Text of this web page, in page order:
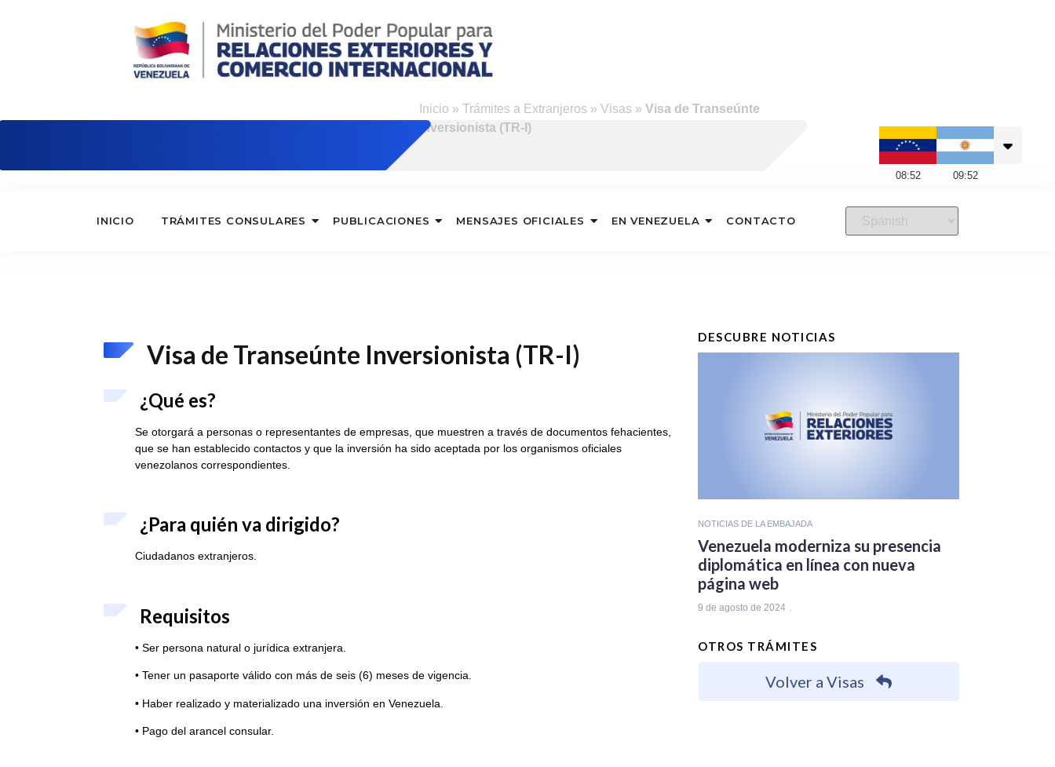
Inicio »Trámites a Extranjeros »Visas »Visa de Transeúnte
Inversionista (TR-I)
08:52 09:52
INICIO TRÁMITES CONSULARES PUBLICACIONES MENSAJES OFICIALES EN VENEZUELA CONTACTO
Visa de Transeúnte Inversionista (TR-I)
¿Qué es?
Se otorgará a personas o representantes de empresas, que muestren a través de documentos fehacientes,
que se han establecido contactos y que la inversión ha sido aceptada por los organismos oficiales
venezolanos correspondientes.
¿Para quién va dirigido?
Ciudadanos extranjeros.
Requisitos
• Ser persona natural o jurídica extranjera.
• Tener un pasaporte válido con más de seis (6) meses de vigencia.
• Haber realizado y materializado una inversión en Venezuela.
• Pago del arancel consular.
DESCUBRE NOTICIAS
NOTICIAS DE LA EMBAJADA
Venezuela moderniza su presencia
diplomática en línea con nueva
página web
9 de agosto de 2024
OTROS TRÁMITES
Volver a Visas